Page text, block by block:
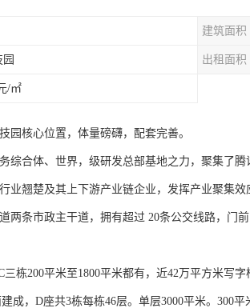
建筑面积
园 出租面积
/㎡
园核心位置，体量磅礴，配套完善。
综合体、世界，级研发总部基地之力，聚集了
业翘楚及其上下游产业链企业，发挥产业聚集效
两条市政主干道，拥有超过 20条公交线路，门
栋200平米至1800平米都有，近42万平方米写字
成，D座共3栋每栋46层。单层3000平米。300